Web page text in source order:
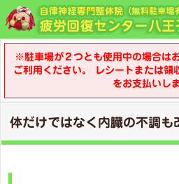
※駐車場が２つとも使用中の場合は
ご利用ください。 レシートまたは領
をお支払いし
体だけではなく内臓の不調も